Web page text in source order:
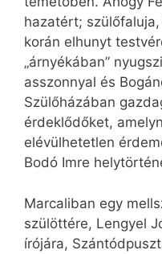
hazatért;
korán elhunyt
„árnyékában”
asszonnyal és
Szülőházában
érdeklődőket,
elévülhetetlen
Bodó Imre
Marcaliban egy
szülöttére, Lengyel
írójára,